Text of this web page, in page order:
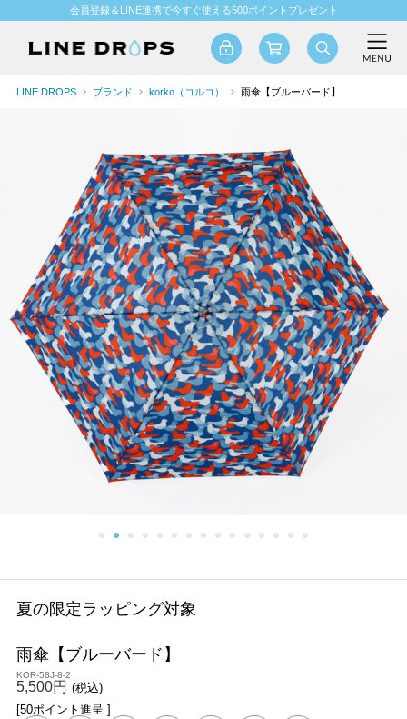
会員登録＆LINE連携で今すぐ使える500ポイントプレゼント
LINE DROPS ブランド korko（コルコ） 雨傘【ブルーバード】
夏の限定ラッピング対象
雨傘【ブルーバード】
KOR-58J-8-2
5,500円 (税込)
[50ポイント進呈 ]